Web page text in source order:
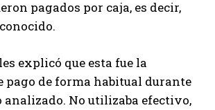
pagados por caja, es decir,
explicó que esta fue la
pago de forma habitual durante
analizado. No utilizaba efectivo,